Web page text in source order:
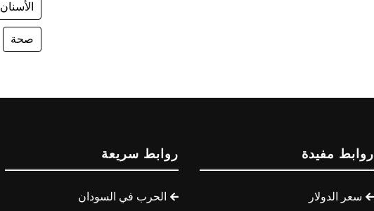
الأسنان
صحة
روابط مفيدة
سعر الدولار
روابط سريعة
الحرب في السودان